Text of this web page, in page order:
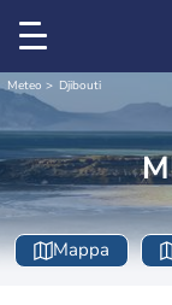
Meteo Djibouti
Mappa